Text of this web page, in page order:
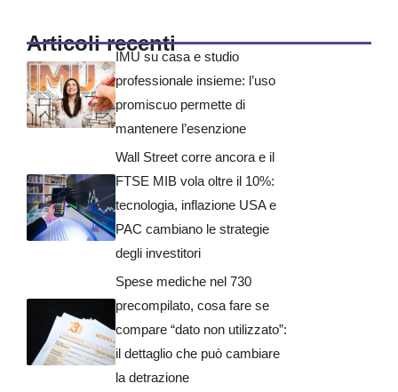
Articoli recenti
IMU su casa e studio
professionale insieme: l’uso
promiscuo permette di
mantenere l’esenzione
Wall Street corre ancora e il
FTSE MIB vola oltre il 10%:
tecnologia, inflazione USA e
PAC cambiano le strategie
degli investitori
Spese mediche nel 730
precompilato, cosa fare se
compare “dato non utilizzato”:
il dettaglio che può cambiare
la detrazione